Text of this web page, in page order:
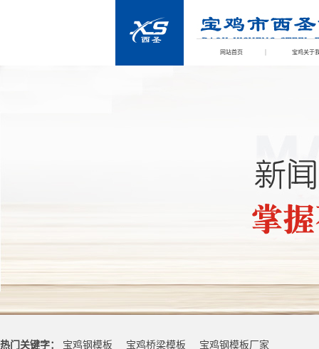
网站首页 宝鸡关于
热门关键字： 宝鸡钢模板 宝鸡桥梁模板 宝鸡钢模板厂家